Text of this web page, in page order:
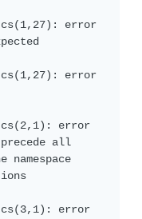
error
error
error
precede all
error